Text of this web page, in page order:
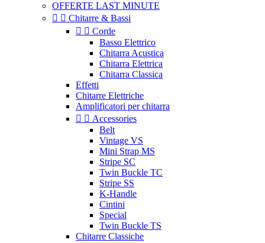
OFFERTE LAST MINUTE
  Chitarre & Bassi
  Corde
Basso Elettrico
Chitarra Acustica
Chitarra Elettrica
Chitarra Classica
Effetti
Chitarre Elettriche
Amplificatori per chitarra
  Accessories
Belt
Vintage VS
Mini Strap MS
Stripe SC
Twin Buckle TC
Stripe SS
K-Handle
Cintini
Special
Twin Buckle TS
Chitarre Classiche